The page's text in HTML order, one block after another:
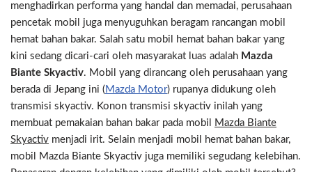
menghadirkan performa yang handal dan memadai, perusahaan
pencetak mobil juga menyuguhkan beragam rancangan mobil
hemat bahan bakar. Salah satu mobil hemat bahan bakar yang
kini sedang dicari-cari oleh masyarakat luas adalah Mazda
Biante Skyactiv. Mobil yang dirancang oleh perusahaan yang
berada di Jepang ini ( Mazda Motor) rupanya didukung oleh
transmisi skyactiv. Konon transmisi skyactiv inilah yang
membuat pemakaian bahan bakar pada mobil
Mazda Biante
Skyactiv menjadi irit. Selain menjadi mobil hemat bahan bakar,
mobil Mazda Biante Skyactiv juga memiliki segudang kelebihan.